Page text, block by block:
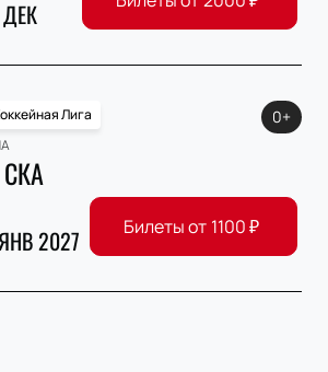
ДЕК
Лига
ЯНВ 2027
0+
Билеты от 1100₽